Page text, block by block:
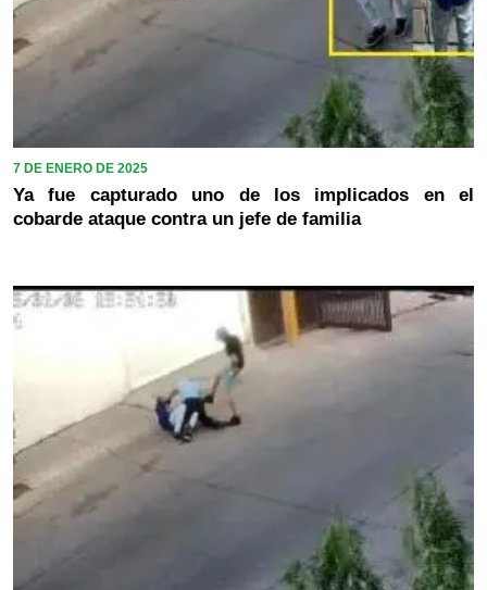
7 DE ENERO DE 2025
Ya fue capturado uno de los implicados en el
cobarde ataque contra un jefe de familia